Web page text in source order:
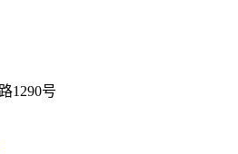
1290号